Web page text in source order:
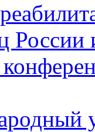
России